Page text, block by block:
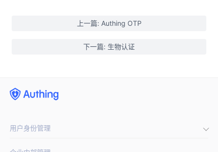
上一篇: Authing OTP
下一篇: 生物认证
用户身份管理